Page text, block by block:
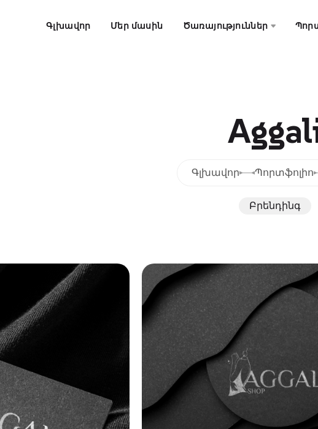
Գլխավոր Մեր մասին Ծառայություններ
Գլխավոր Պորտֆոլիո
Բրենդինգ